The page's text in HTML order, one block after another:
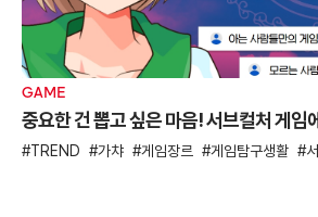
GAME
중요한 건 뽑고 싶은 마음! 서브컬처 게임
TREND 가챠 게임장르 게임탐구생활